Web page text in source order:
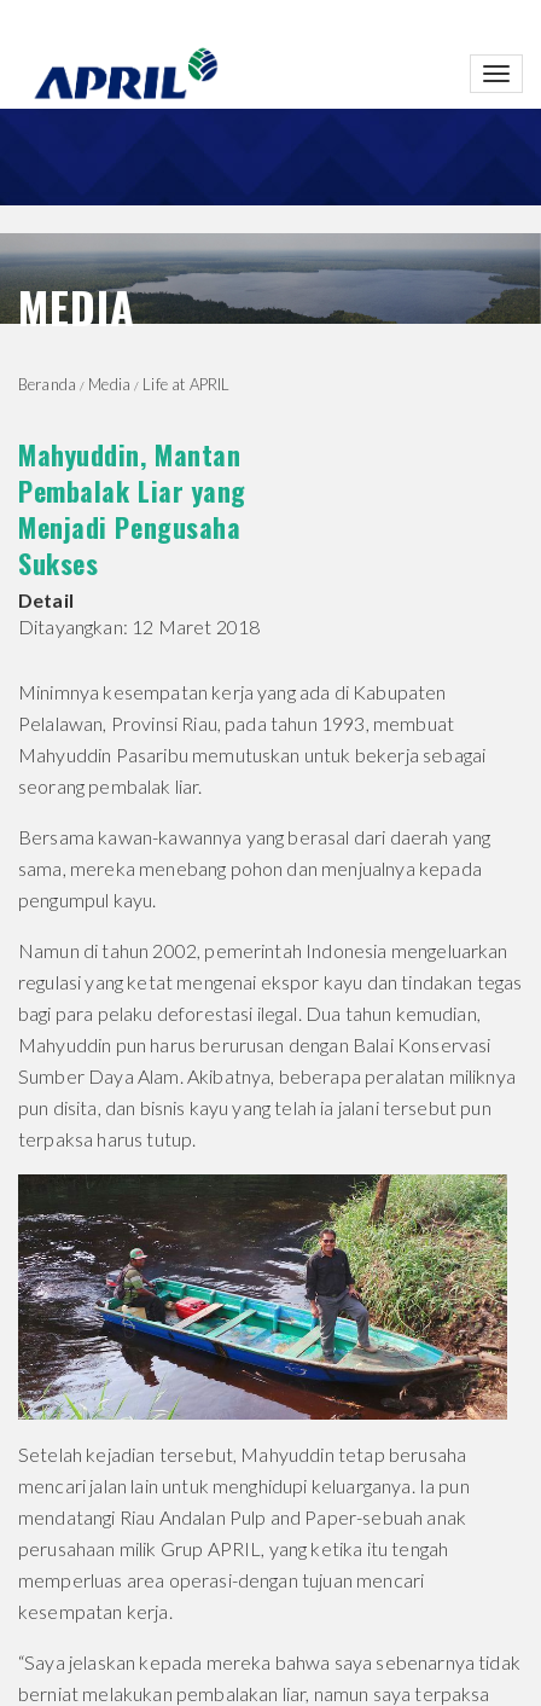
MEDIA
Beranda Media Life at APRIL
Mahyuddin, Mantan
Pembalak Liar yang
Menjadi Pengusaha
Sukses
Detail
Ditayangkan: 12 Maret 2018
Minimnya kesempatan kerja yang ada di Kabupaten
Pelalawan, Provinsi Riau, pada tahun 1993, membuat
Mahyuddin Pasaribu memutuskan untuk bekerja sebagai
seorang pembalak liar.
Bersama kawan-kawannya yang berasal dari daerah yang
sama, mereka menebang pohon dan menjualnya kepada
pengumpul kayu.
Namun di tahun 2002, pemerintah Indonesia mengeluarkan
regulasi yang ketat mengenai ekspor kayu dan tindakan tegas
bagi para pelaku deforestasi ilegal. Dua tahun kemudian,
Mahyuddin pun harus berurusan dengan Balai Konservasi
Sumber Daya Alam. Akibatnya, beberapa peralatan miliknya
pun disita, dan bisnis kayu yang telah ia jalani tersebut pun
terpaksa harus tutup.
Setelah kejadian tersebut, Mahyuddin tetap berusaha
mencari jalan lain untuk menghidupi keluarganya. Ia pun
mendatangi Riau Andalan Pulp and Paper-sebuah anak
perusahaan milik Grup APRIL, yang ketika itu tengah
memperluas area operasi-dengan tujuan mencari
kesempatan kerja.
“Saya jelaskan kepada mereka bahwa saya sebenarnya tidak
berniat melakukan pembalakan liar, namun saya terpaksa